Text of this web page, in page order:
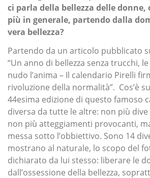
ci parla della bellezza delle donne,
più in generale, partendo dalla
vera bellezza?
Partendo da un articolo pubblicato
“Un anno di bellezza senza trucchi,
nudo l’anima – Il calendario Pirelli
rivoluzione della normalità”. Cos’è
44esima edizione di questo famoso
diversa da tutte le altre: non più
non più atteggiamenti provocanti,
messa sotto l’obbiettivo. Sono 14
mostrano al naturale, lo scopo del
dichiarato da lui stesso: liberare le
dall’ossessione della bellezza,